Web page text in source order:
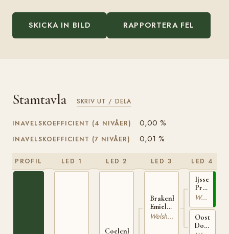
SKICKA IN BILD RAPPORTERA FEL
Stamtavla SKRIV UT / DELA
INAVELSKOEFFICIENT (4 NIVÅER) 0,00 %
INAVELSKOEFFICIENT (7 NIVÅER) 0,01 %
PROFIL LED 1 LED 2
Coelenhage's
LED 3
Brakenhoeve's
Emiel
STB-BWelshponny
LED 4
Primeur
11742Welshponny
Doukje